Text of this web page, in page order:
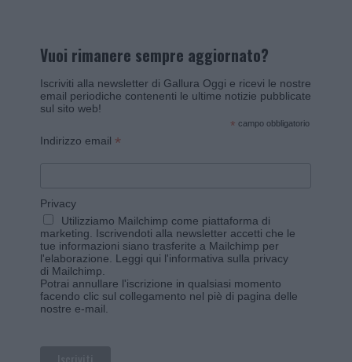
Vuoi rimanere sempre aggiornato?
Iscriviti alla newsletter di Gallura Oggi e ricevi le nostre
email periodiche contenenti le ultime notizie pubblicate
sul sito web!
* campo obbligatorio
Indirizzo email *
Privacy
Utilizziamo Mailchimp come piattaforma di
marketing. Iscrivendoti alla newsletter accetti che le
tue informazioni siano trasferite a Mailchimp per
l'elaborazione. Leggi qui l'informativa sulla privacy
di Mailchimp
Potrai annullare l'iscrizione in qualsiasi momento
facendo clic sul collegamento nel piè di pagina delle
nostre e-mail.